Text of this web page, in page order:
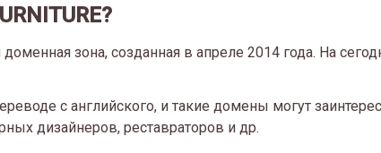
зона, созданная в апреле 2014 года. На
с английского, и такие домены могут
дизайнеров, реставраторов и др.